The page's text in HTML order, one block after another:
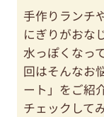
手作りランチ
にぎりがおな
水っぽくなっ
回はそんなお
ート」をご紹
チェックして